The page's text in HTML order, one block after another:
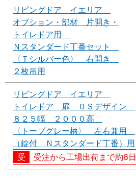
リビングドア イエリア
オプション・部材 片開き・
トイレドア用
Ｎスタンダード丁番セット
〈Ｔシルバー色〉 右開き
２枚吊用
リビングドア イエリア
トイレドア 扉 ０Ｓデザイン
８２５幅 ２０００高
〈トープグレー柄〉 左右兼用
（錠付 Ｎスタンダード丁番）用
受注から工場出荷まで約6日